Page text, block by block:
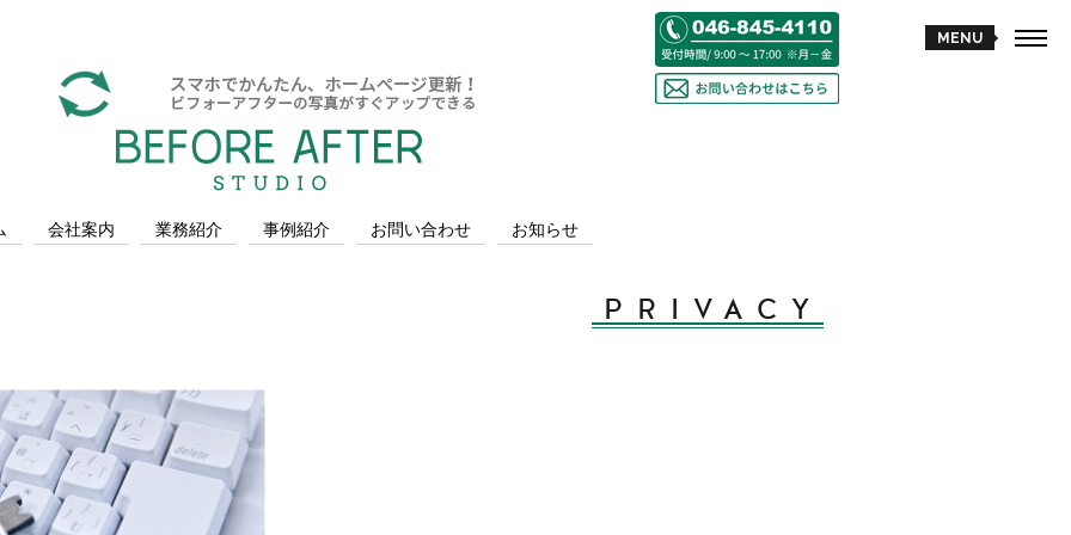
会社案内 業務紹介 事例紹介 お問い合わせ お知らせ
PRIVACY